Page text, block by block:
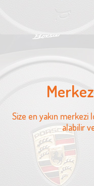
Size en yakın merkezi
alabilir